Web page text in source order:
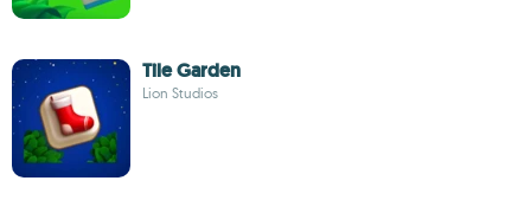
Tile Garden
Lion Studios